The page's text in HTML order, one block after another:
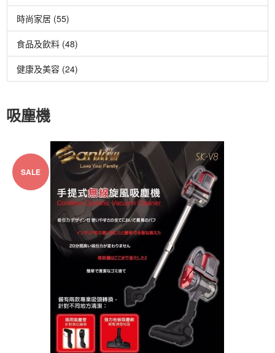
時尚家居 (55)
食品及飲料 (48)
健康及美容 (24)
吸塵機
SALE